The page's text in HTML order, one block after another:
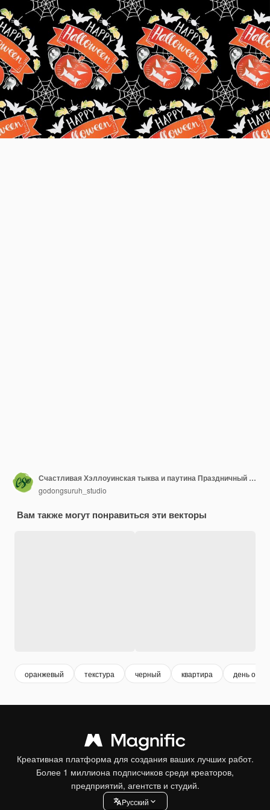
Счастливая Хэллоуинская тыква и паутина Праздничный бесшовный рисунок
godongsuruh_studio
Вам также могут понравиться эти векторы
оранжевый текстура черный квартира день
Креативная платформа для создания ваших лучших работ.
Более 1 миллиона подписчиков среди креаторов,
предприятий, агентств и студий.
Pусский